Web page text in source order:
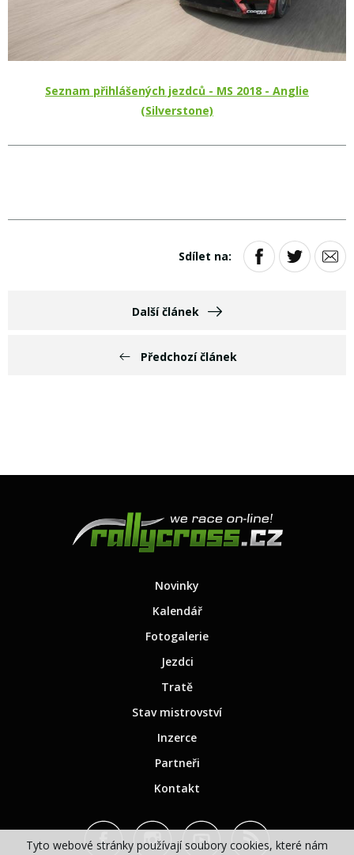
Tyto webové stránky používají soubory cookies, které nám
Seznam přihlášených jezdců - MS 2018 - Anglie
(Silverstone)
Předchozí článek
Sdílet na:
Další článek
Novinky
Kalendář
Fotogalerie
Jezdci
Tratě
Stav mistrovství
Inzerce
Partneři
Kontakt